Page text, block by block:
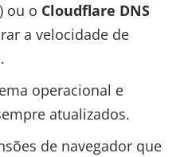
ou o Cloudflare DNS
a velocidade de
operacional e
atualizados.
de navegador que